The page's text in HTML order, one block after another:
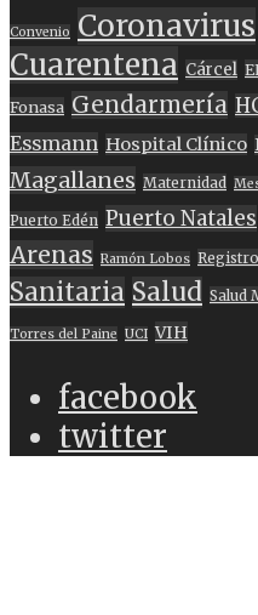
Convenio Coronavirus
Cuarentena Cárcel
Fonasa Gendarmería
Essmann Hospital Clínico
Magallanes Maternidad
Puerto Edén Puerto Natales
Arenas Ramón Lobos
Sanitaria Salud Salud
Torres del Paine UCI VIH
facebook
twitter